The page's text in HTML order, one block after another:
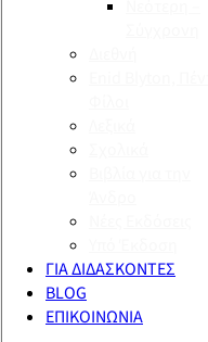
ΓΙΑ ΔΙΔΑΣΚΟΝΤΕΣ
BLOG
ΕΠΙΚΟΙΝΩΝΙΑ